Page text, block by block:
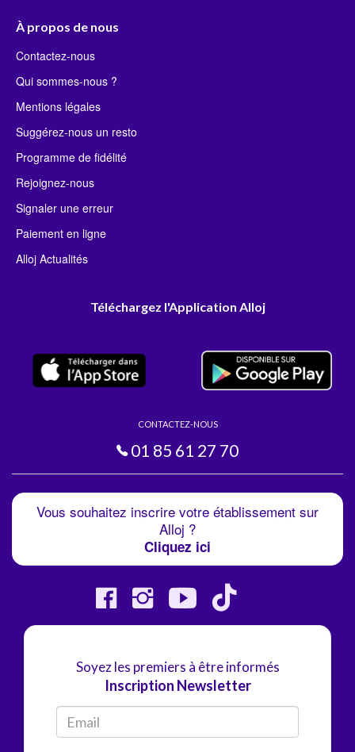
À propos de nous
Contactez-nous
Qui sommes-nous ?
Mentions légales
Suggérez-nous un resto
Programme de fidélité
Rejoignez-nous
Signaler une erreur
Paiement en ligne
Alloj Actualités
Téléchargez l'Application Alloj
CONTACTEZ-NOUS
01 85 61 27 70
Vous souhaitez inscrire votre établissement sur
Alloj ?
Cliquez ici
Soyez les premiers à être informés
Inscription Newsletter